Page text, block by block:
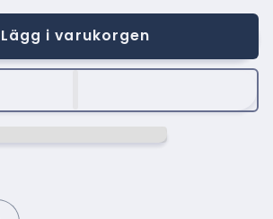
Lägg i varukorgen